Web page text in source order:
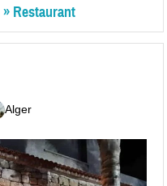
» Restaurant
Alger